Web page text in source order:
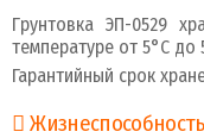
Грунтовка ЭП-0529
температуре от 5°C до
Гарантийный срок